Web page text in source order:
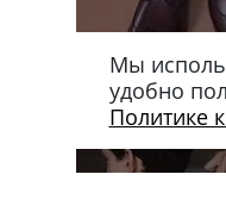
Мы
удобно
Политике